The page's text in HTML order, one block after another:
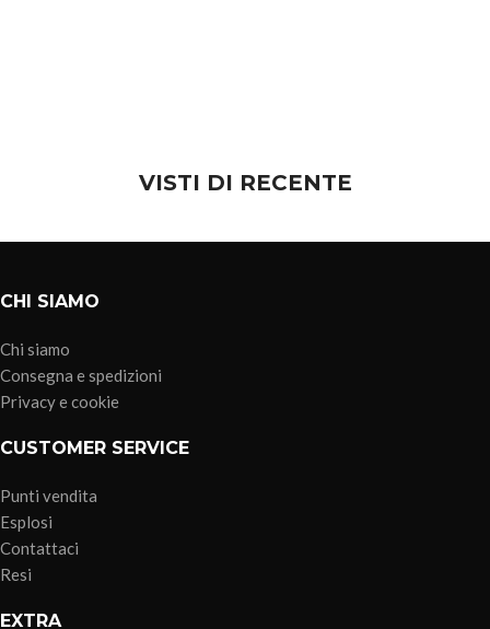
VISTI DI RECENTE
CHI SIAMO
Chi siamo
Consegna e spedizioni
Privacy e cookie
CUSTOMER SERVICE
Punti vendita
Esplosi
Contattaci
Resi
EXTRA